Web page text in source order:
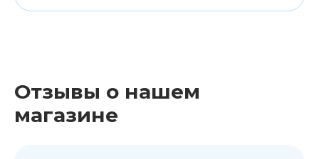
Отзывы о нашем
магазине